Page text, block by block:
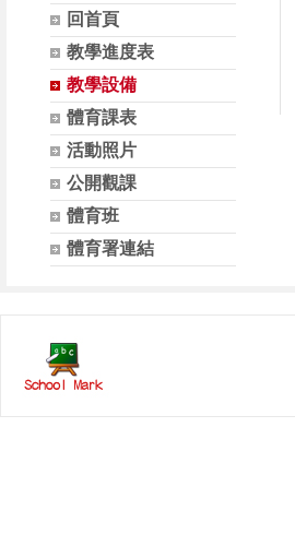
回首頁
教學進度表
教學設備
體育課表
活動照片
公開觀課
體育班
體育署連結